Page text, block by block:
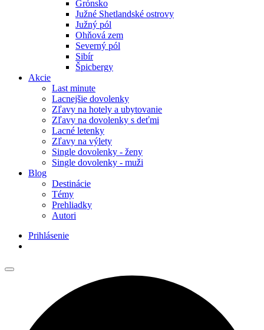
Grónsko
Južné Shetlandské ostrovy
Južný pól
Ohňová zem
Severný pól
Sibír
Špicbergy
Akcie
Last minute
Lacnejšie dovolenky
Zľavy na hotely a ubytovanie
Zľavy na dovolenky s deťmi
Lacné letenky
Zľavy na výlety
Single dovolenky - ženy
Single dovolenky - muži
Blog
Destinácie
Témy
Prehliadky
Autori
Prihlásenie